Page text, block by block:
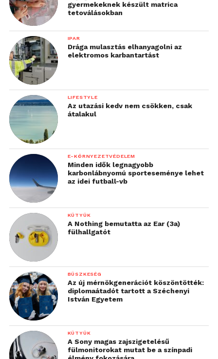
gyermekeknek készült matrica
tetoválásokban
IPAR
Drága mulasztás elhanyagolni az
elektromos karbantartást
LIFESTYLE
Az utazási kedv nem csökken, csak
átalakul
E-KÖRNYEZETVÉDELEM
Minden idők legnagyobb
karbonlábnyomú sporteseménye lehet
az idei futball-vb
KÜTYÜK
A Nothing bemutatta az Ear (3a)
fülhallgatót
BÜSZKESÉG
Az új mérnökgenerációt köszöntötték:
diplomaátadót tartott a Széchenyi
István Egyetem
KÜTYÜK
A Sony magas zajszigetelésű
fülmonitorokat mutat be a színpadi